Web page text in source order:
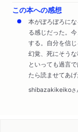
この本への感想
本がぼろぼろに
る感じだった。
する。自分を信
幻覚、死にそう
といっても過言
たら読ませてあげ
shibazakikeikoさ